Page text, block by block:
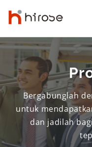
content
PARTNERSHIP HELP
Bergabunglah
untuk
dan jadilah